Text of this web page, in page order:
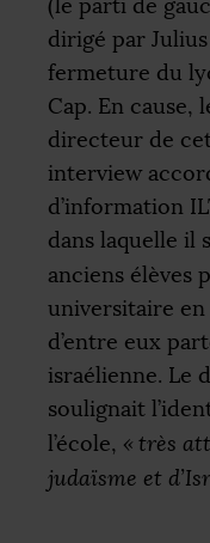
(le parti de
dirigé par
fermeture du
Cap. En cause,
directeur de
interview
d’information
dans laquelle il
anciens élèves
universitaire
d’entre eux
israélienne. Le
soulignait
l’école, « très
judaïsme et